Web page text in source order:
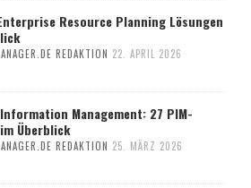
Resource Planning Lösungen
REDAKTION 22. APRIL 2026
Management: 27 PIM-
Überblick
REDAKTION 25. MÄRZ 2026